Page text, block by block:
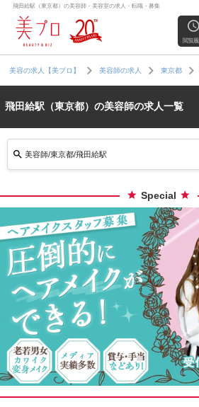
飛田給駅（東京都）の美容師・美容室の求人・転職・募集
閲覧
美容の求人【美プロ】 美容師の求人 東京都
飛田給駅（東京都）の美容師の求人一覧
美容師/東京都/飛田給駅
Special